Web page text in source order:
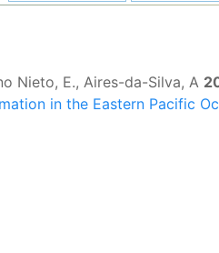
Nieto, E., Aires-da-Silva, A
in the Eastern Pacific